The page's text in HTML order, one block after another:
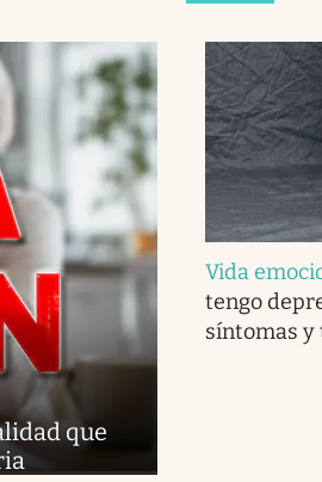
que
Vida
tengo
síntomas